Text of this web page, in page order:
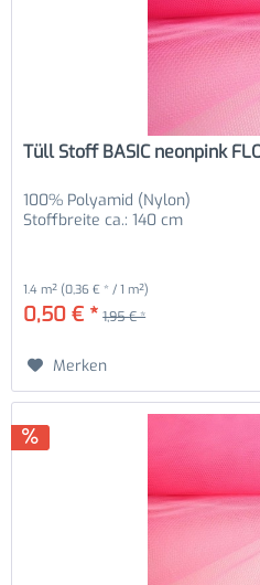
Tüll Stoff BASIC neonpink
100% Polyamid (Nylon)
Stoffbreite ca.: 140 cm
1.4 m² (0,36 € * / 1 m²)
0,50 € * 1,95 € *
Merken